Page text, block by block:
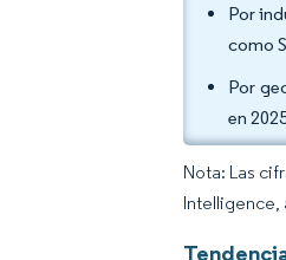
Por
como
Por
en
Nota: Las
Intelligence,